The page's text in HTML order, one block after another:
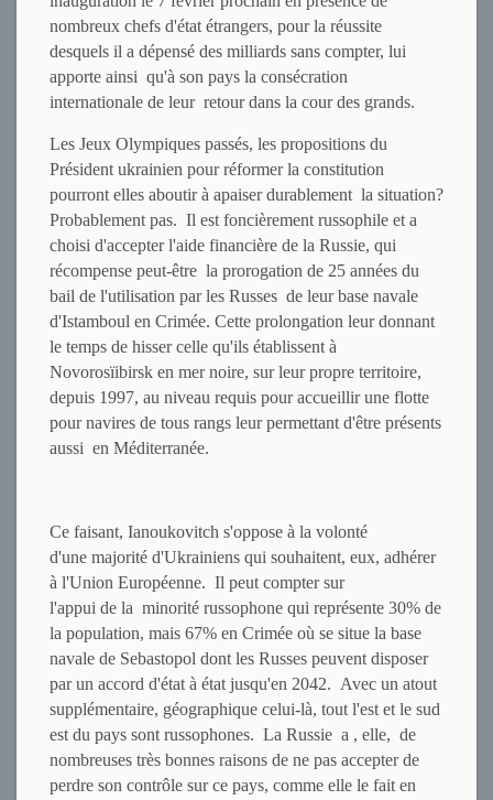
nombreux chefs d'état étrangers, pour la réussite
desquels il a dépensé des milliards sans compter, lui
apporte ainsi qu'à son pays la consécration
internationale de leur retour dans la cour des grands.
Les Jeux Olympiques passés, les propositions du
Président ukrainien pour réformer la constitution
pourront elles aboutir à apaiser durablement la situation?
Probablement pas. Il est foncièrement russophile et a
choisi d'accepter l'aide financière de la Russie, qui
récompense peut-être la prorogation de 25 années du
bail de l'utilisation par les Russes de leur base navale
d'Istamboul en Crimée. Cette prolongation leur donnant
le temps de hisser celle qu'ils établissent à
Novorosïibirsk en mer noire, sur leur propre territoire,
depuis 1997, au niveau requis pour accueillir une flotte
pour navires de tous rangs leur permettant d'être présents
aussi en Méditerranée.
Ce faisant, Ianoukovitch s'oppose à la volonté
d'une majorité d'Ukrainiens qui souhaitent, eux, adhérer
à l'Union Européenne. Il peut compter sur
l'appui de la minorité russophone qui représente 30% de
la population, mais 67% en Crimée où se situe la base
navale de Sebastopol dont les Russes peuvent disposer
par un accord d'état à état jusqu'en 2042. Avec un atout
supplémentaire, géographique celui-là, tout l'est et le sud
est du pays sont russophones. La Russie a , elle, de
nombreuses très bonnes raisons de ne pas accepter de
perdre son contrôle sur ce pays, comme elle le fait en